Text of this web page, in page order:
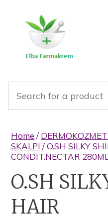
Home /
SKALPI / O.SH SILKY
CONDIT.NECTAR
O.SH
HAIR